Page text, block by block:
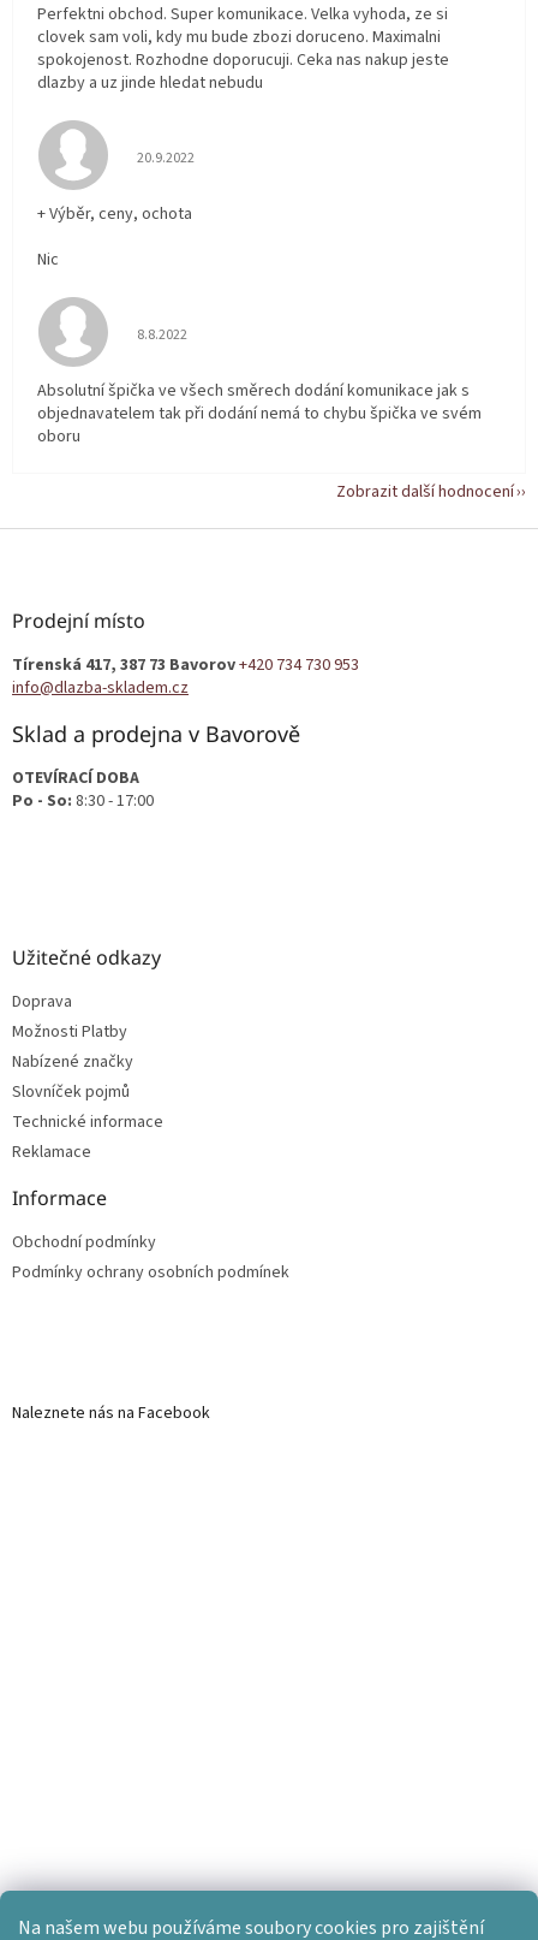
Na našem webu používáme soubory cookies pro zajištění
Perfektni obchod. Super komunikace. Velka vyhoda, ze si
clovek sam voli, kdy mu bude zbozi doruceno. Maximalni
spokojenost. Rozhodne doporucuji. Ceka nas nakup jeste
dlazby a uz jinde hledat nebudu
Hodnocení obchodu je 5 z 5 hvězdiček.
20.9.2022
+ Výběr, ceny, ochota
Nic
Hodnocení obchodu je 5 z 5 hvězdiček.
8.8.2022
Absolutní špička ve všech směrech dodání komunikace jak s
objednavatelem tak při dodání nemá to chybu špička ve svém
oboru
Zobrazit další hodnocení
Z
Prodejní místo
Tírenská 417, 387 73 Bavorov+420 734 730 953
info@dlazba-skladem.cz
Sklad a prodejna v Bavorově
OTEVÍRACÍ DOBA
Po - So: 8:30 - 17:00
Užitečné odkazy
Doprava
Možnosti Platby
Nabízené značky
Slovníček pojmů
Technické informace
Reklamace
Informace
Obchodní podmínky
Podmínky ochrany osobních podmínek
Naleznete nás na Facebook